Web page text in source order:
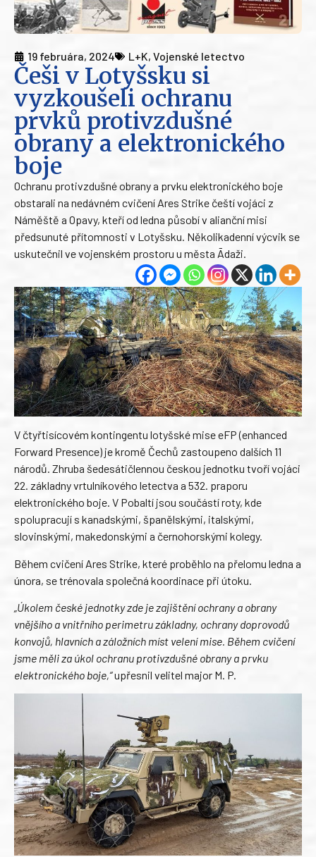
19 februára, 2024 L+K, Vojenské letectvo
Češi v Lotyšsku si
vyzkoušeli ochranu
prvků protivzdušné
obrany a elektronického
boje
Ochranu protivzdušné obrany a prvku elektronického boje
obstarali na nedávném cvičení Ares Strike čeští vojáci z
Náměště a Opavy, kteří od ledna působí v alianční misi
předsunuté přítomnosti v Lotyšsku. Několikadenní výcvik se
uskutečnil ve vojenském prostoru u města Ādaži.
V čtyřtisícovém kontingentu lotyšské mise eFP (enhanced
Forward Presence) je kromě Čechů zastoupeno dalších 11
národů. Zhruba šedesátičlennou českou jednotku tvoří vojáci
22. základny vrtulníkového letectva a 532. praporu
elektronického boje. V Pobaltí jsou součástí roty, kde
spolupracují s kanadskými, španělskými, italskými,
slovinskými, makedonskými a černohorskými kolegy.
Během cvičení Ares Strike, které proběhlo na přelomu ledna a
února, se trénovala společná koordinace při útoku.
„Úkolem české jednotky zde je zajištění ochrany a obrany
vnějšího a vnitřního perimetru základny, ochrany doprovodů
konvojů, hlavních a záložních míst velení mise. Během cvičení
jsme měli za úkol ochranu protivzdušné obrany a prvku
elektronického boje,“upřesnil velitel major M. P.